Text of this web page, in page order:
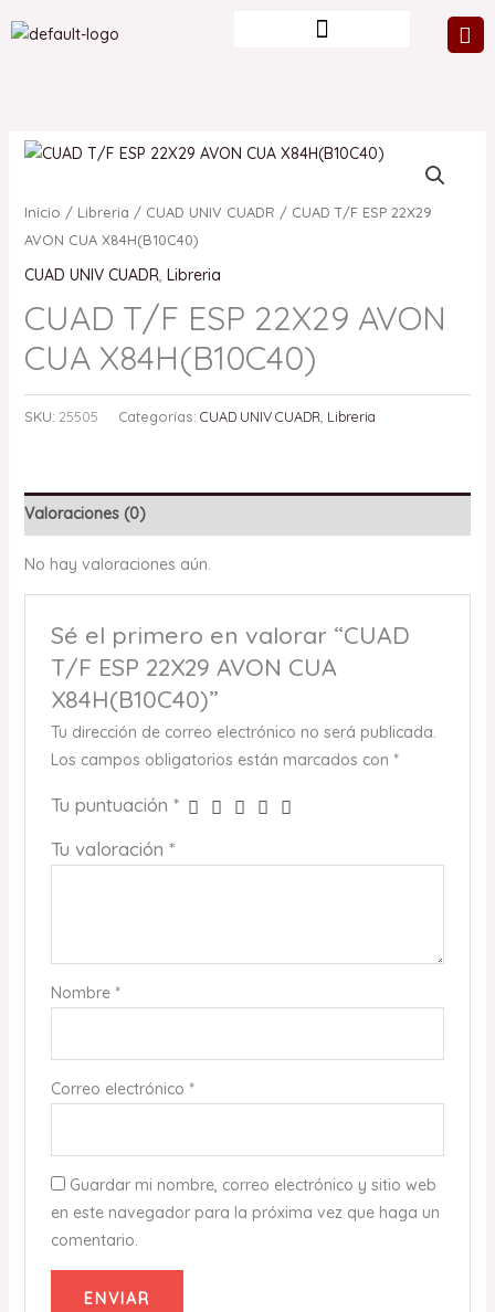
al
Inicio / Libreria / CUAD UNIV CUADR / CUAD T/F ESP 22X29
AVON CUA X84H(B10C40)
CUAD UNIV CUADR, Libreria
CUAD T/F ESP 22X29 AVON
CUA X84H(B10C40)
SKU: 25505 Categorías: CUAD UNIV CUADR Libreria
Valoraciones (0)
No hay valoraciones aún.
Sé el primero en valorar “CUAD
T/F ESP 22X29 AVON CUA
X84H(B10C40)”
Tu dirección de correo electrónico no será publicada.
Los campos obligatorios están marcados con *
Tu puntuación *
Tu valoración *
Nombre *
Correo electrónico *
Guardar mi nombre, correo electrónico y sitio web
en este navegador para la próxima vez que haga un
comentario.